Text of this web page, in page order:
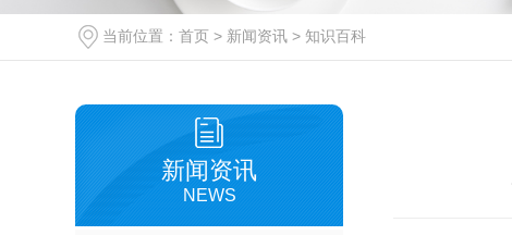
当前位置： 首页 > 新闻资讯 > 知识百科
新闻资讯
NEWS